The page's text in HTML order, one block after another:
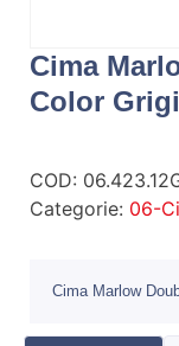
Cima
Color
COD:
Categorie: 06-
Cima Marlow